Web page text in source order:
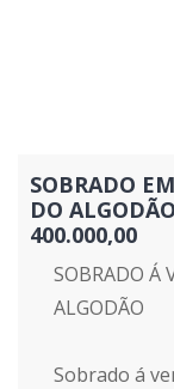
SOBRADO
DO
400.000,00
SOBRADO Á
ALGODÃO
Sobrado á